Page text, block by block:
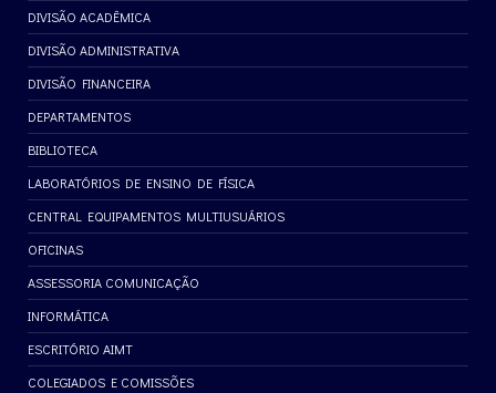
DIVISÃO ACADÊMICA
DIVISÃO ADMINISTRATIVA
DIVISÃO FINANCEIRA
DEPARTAMENTOS
BIBLIOTECA
LABORATÓRIOS DE ENSINO DE FÍSICA
CENTRAL EQUIPAMENTOS MULTIUSUÁRIOS
OFICINAS
ASSESSORIA COMUNICAÇÃO
INFORMÁTICA
ESCRITÓRIO AIMT
COLEGIADOS E COMISSÕES